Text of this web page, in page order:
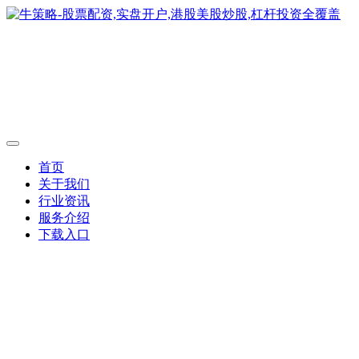
首页
关于我们
行业资讯
服务介绍
下载入口